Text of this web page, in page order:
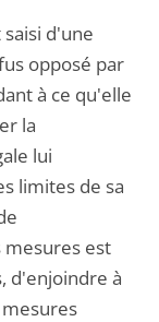
d'une
opposé par
à ce qu'elle
la
lui
limites de sa
est
d'enjoindre à